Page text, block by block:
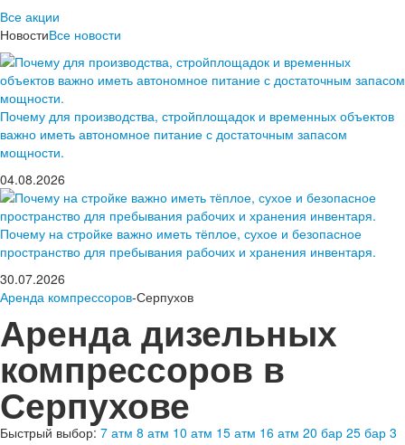
Все акции
НовостиВсе новости
Почему для производства, стройплощадок и временных объектов
важно иметь автономное питание с достаточным запасом
мощности.
04.08.2026
Почему на стройке важно иметь тёплое, сухое и безопасное
пространство для пребывания рабочих и хранения инвентаря.
30.07.2026
Аренда компрессоров-Серпухов
Аренда дизельных
компрессоров в
Серпухове
Быстрый выбор: 7 атм 8 атм 10 атм 15 атм 16 атм 20 бар 25 бар 3